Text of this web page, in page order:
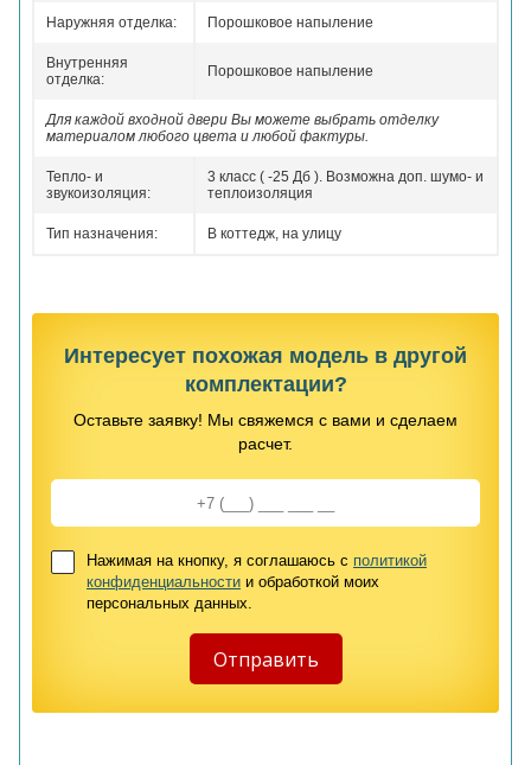
Наружняя отделка: Порошковое напыление
Внутренняя
отделка:
Порошковое напыление
Для каждой входной двери Вы можете выбрать отделку
материалом любого цвета и любой фактуры.
Тепло- и
звукоизоляция:
3 класс ( -25 Дб ). Возможна доп. шумо- и
теплоизоляция
Тип назначения: В коттедж, на улицу
Интересует похожая модель в другой
комплектации?
Оставьте заявку! Мы свяжемся с вами и сделаем
расчет.
Нажимая на кнопку, я соглашаюсь с политикой
конфиденциальности и обработкой моих
персональных данных.